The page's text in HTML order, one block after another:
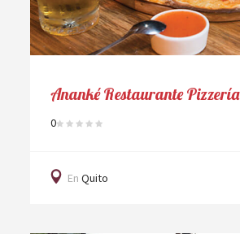
Ananké Restaurante Pizzería
0
En Quito